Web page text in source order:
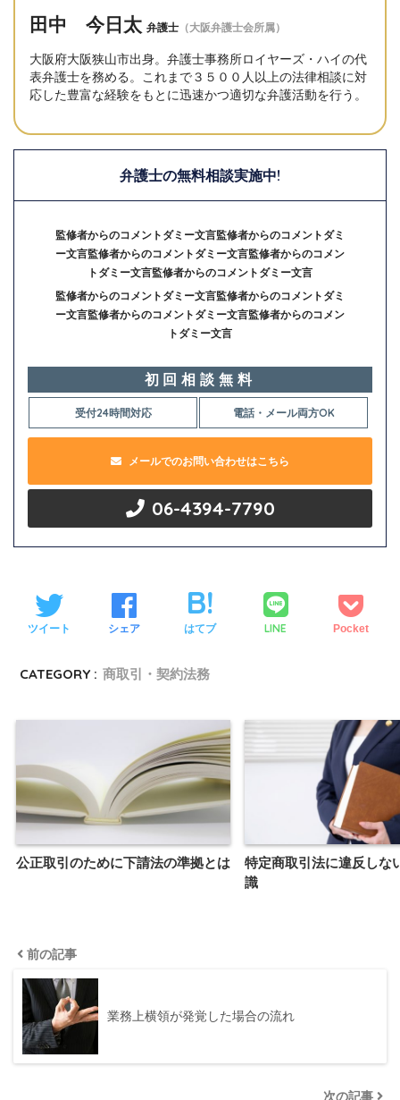
田中 今日太 弁護士 （大阪弁護士会所属）
大阪府大阪狭山市出身。弁護士事務所ロイヤーズ・ハイの代
表弁護士を務める。これまで３５００人以上の法律相談に対
応した豊富な経験をもとに迅速かつ適切な弁護活動を行う。
弁護士の無料相談実施中!
監修者からのコメントダミー文言監修者からのコメントダミ
ー文言監修者からのコメントダミー文言監修者からのコメン
トダミー文言監修者からのコメントダミー文言
監修者からのコメントダミー文言監修者からのコメントダミ
ー文言監修者からのコメントダミー文言監修者からのコメン
トダミー文言
初回相談無料
受付24時間対応 電話・メール両方OK
メールでのお問い合わせはこちら
06-4394-7790
ツイート シェア はてブ LINE Pocket
CATEGORY : 商取引・契約法務
公正取引のために下請法の準拠とは
特定商取引法に違反しな
識
前の記事
業務上横領が発覚した場合の流れ
次の記事